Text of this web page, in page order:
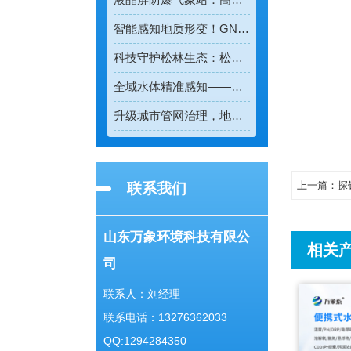
智能感知地质形变！GNSS位移监测系统守护全域地质安全
科技守护松林生态：松材线虫病检测仪助力林业精准防疫
全域水体精准感知——多普勒流速仪重塑水流测速新模式
升级城市管网治理，地下管网水文监测系统实现精细化管控
联系我们
山东万象环境科技有限公
司
联系人：刘经理
联系电话：13276362033
QQ:1294284350
上一篇： 探
相关